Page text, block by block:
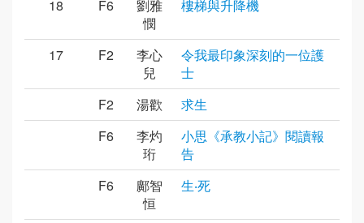
18 F6
劉雅
憫
樓梯與升降機
17 F2
李心
兒
令我最印象深刻的一位護
士
F2
湯歡
求生
F6
李灼
珩
小思《承教小記》閱讀報
告
F6
鄺智
恒
生‧死